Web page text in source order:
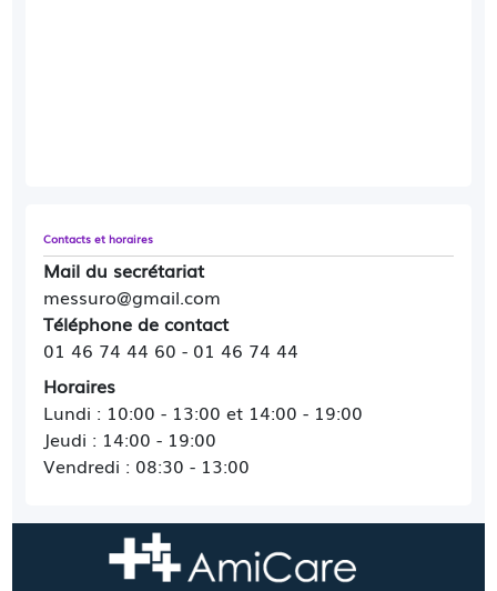
Contacts et horaires
Mail du secrétariat
messuro@gmail.com
Téléphone de contact
01 46 74 44 60 - 01 46 74 44
Horaires
Lundi : 10:00 - 13:00 et 14:00 - 19:00
Jeudi : 14:00 - 19:00
Vendredi : 08:30 - 13:00